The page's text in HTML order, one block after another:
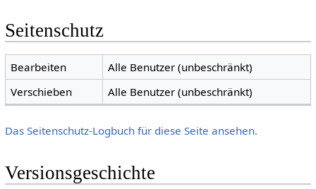
Seitenschutz
Bearbeiten
Alle Benutzer (unbeschränkt)
Verschieben
Alle Benutzer (unbeschränkt)
Das Seitenschutz-Logbuch für diese Seite ansehen.
Versionsgeschichte